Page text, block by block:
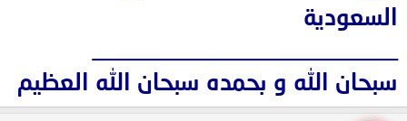
السعودية
سبحان الله و بحمده سبحان الله العظيم